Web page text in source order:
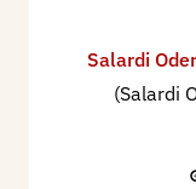
Salardi Oder
(Salardi